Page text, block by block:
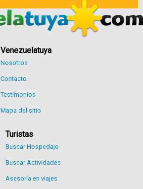
Venezuelatuya
Nosotros
Contacto
Testimonios
Mapa del sitio
Turistas
Buscar Hospedaje
Buscar Actividades
Asesoría en viajes